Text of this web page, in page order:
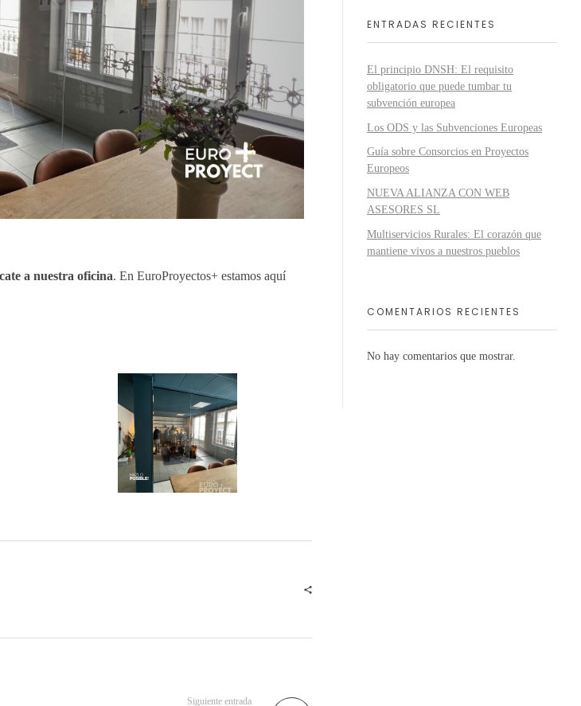
a nuestra oficina. En EuroProyectos+ estamos aquí
Siguiente entrada
ENTRADAS RECIENTES
El principio DNSH: El requisito
obligatorio que puede tumbar tu
subvención europea
Los ODS y las Subvenciones Europeas
Guía sobre Consorcios en Proyectos
Europeos
NUEVA ALIANZA CON WEB
ASESORES SL
Multiservicios Rurales: El corazón que
mantiene vivos a nuestros pueblos
COMENTARIOS RECIENTES
No hay comentarios que mostrar.